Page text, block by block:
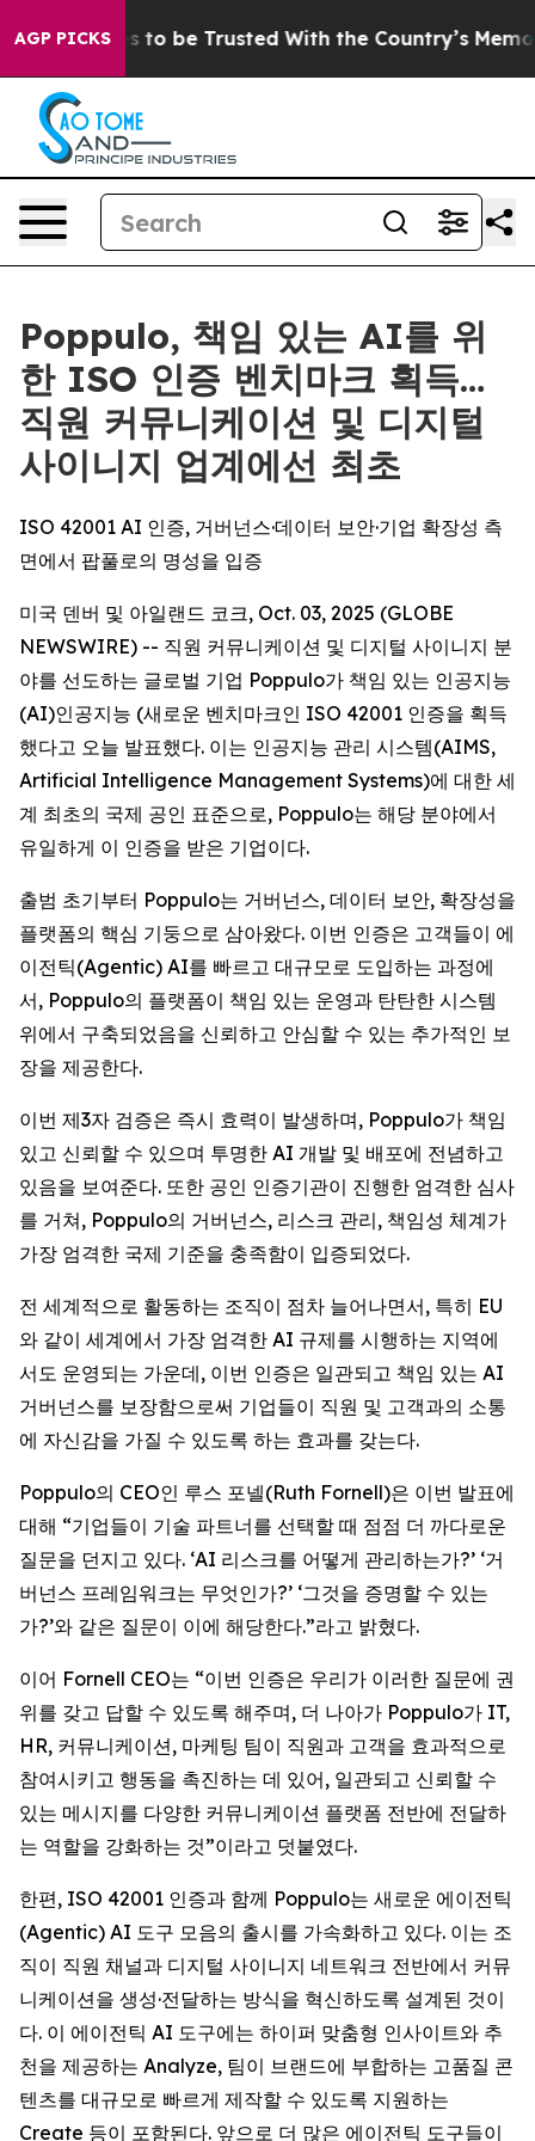
AGP PICKSto be Trusted With the Country’s Memory?
Poppulo, 책임 있는 AI를 위
한 ISO 인증 벤치마크 획득…
직원 커뮤니케이션 및 디지털
사이니지 업계에선 최초
ISO 42001 AI 인증, 거버넌스·데이터 보안·기업 확장성 측
면에서 팝풀로의 명성을 입증
미국 덴버 및 아일랜드 코크, Oct. 03, 2025 (GLOBE
NEWSWIRE) -- 직원 커뮤니케이션 및 디지털 사이니지 분
야를 선도하는 글로벌 기업 Poppulo가 책임 있는 인공지능
(AI)인공지능 (새로운 벤치마크인 ISO 42001 인증을 획득
했다고 오늘 발표했다. 이는 인공지능 관리 시스템(AIMS,
Artificial Intelligence Management Systems)에 대한 세
계 최초의 국제 공인 표준으로, Poppulo는 해당 분야에서
유일하게 이 인증을 받은 기업이다.
출범 초기부터 Poppulo는 거버넌스, 데이터 보안, 확장성을
플랫폼의 핵심 기둥으로 삼아왔다. 이번 인증은 고객들이 에
이전틱(Agentic) AI를 빠르고 대규모로 도입하는 과정에
서, Poppulo의 플랫폼이 책임 있는 운영과 탄탄한 시스템
위에서 구축되었음을 신뢰하고 안심할 수 있는 추가적인 보
장을 제공한다.
이번 제3자 검증은 즉시 효력이 발생하며, Poppulo가 책임
있고 신뢰할 수 있으며 투명한 AI 개발 및 배포에 전념하고
있음을 보여준다. 또한 공인 인증기관이 진행한 엄격한 심사
를 거쳐, Poppulo의 거버넌스, 리스크 관리, 책임성 체계가
가장 엄격한 국제 기준을 충족함이 입증되었다.
전 세계적으로 활동하는 조직이 점차 늘어나면서, 특히 EU
와 같이 세계에서 가장 엄격한 AI 규제를 시행하는 지역에
서도 운영되는 가운데, 이번 인증은 일관되고 책임 있는 AI
거버넌스를 보장함으로써 기업들이 직원 및 고객과의 소통
에 자신감을 가질 수 있도록 하는 효과를 갖는다.
Poppulo의 CEO인 루스 포넬(Ruth Fornell)은 이번 발표에
대해 “기업들이 기술 파트너를 선택할 때 점점 더 까다로운
질문을 던지고 있다. ‘AI 리스크를 어떻게 관리하는가?’ ‘거
버넌스 프레임워크는 무엇인가?’ ‘그것을 증명할 수 있는
가?’와 같은 질문이 이에 해당한다.”라고 밝혔다.
이어 Fornell CEO는 “이번 인증은 우리가 이러한 질문에 권
위를 갖고 답할 수 있도록 해주며, 더 나아가 Poppulo가 IT,
HR, 커뮤니케이션, 마케팅 팀이 직원과 고객을 효과적으로
참여시키고 행동을 촉진하는 데 있어, 일관되고 신뢰할 수
있는 메시지를 다양한 커뮤니케이션 플랫폼 전반에 전달하
는 역할을 강화하는 것”이라고 덧붙였다.
한편, ISO 42001 인증과 함께 Poppulo는 새로운 에이전틱
(Agentic) AI 도구 모음의 출시를 가속화하고 있다. 이는 조
직이 직원 채널과 디지털 사이니지 네트워크 전반에서 커뮤
니케이션을 생성·전달하는 방식을 혁신하도록 설계된 것이
다. 이 에이전틱 AI 도구에는 하이퍼 맞춤형 인사이트와 추
천을 제공하는 Analyze, 팀이 브랜드에 부합하는 고품질 콘
텐츠를 대규모로 빠르게 제작할 수 있도록 지원하는
Create 등이 포함된다. 앞으로 더 많은 에이전틱 도구들이